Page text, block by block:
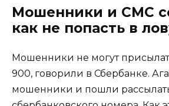
Мошенники и СМС
как не попасть в
Мошенники не могут
900, говорили в Сбербанке.
мошенники и пошли